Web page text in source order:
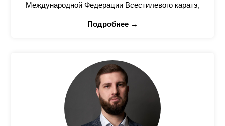
Международной Федерации Всестилевого каратэ,
Подробнее →